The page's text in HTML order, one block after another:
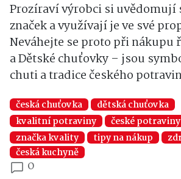
Prozíraví výrobci si uvědomují
značek a využívají je ve své
Neváhejte se proto při nákupu
a Dětské chuťovky – jsou
chuti a tradice českého
česká chuťovka
dětská chuťovka
kvalitní potraviny
české potraviny
značka kvality
tipy na nákup
česká kuchyně
0